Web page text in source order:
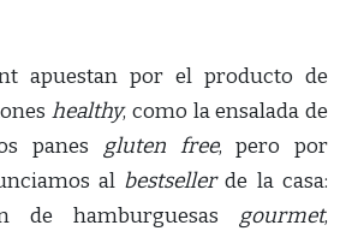
apuestan por el producto de
healthy, como la ensalada de
panes gluten free, pero por
al bestsellerde la casa:
de hamburguesas gourmet,